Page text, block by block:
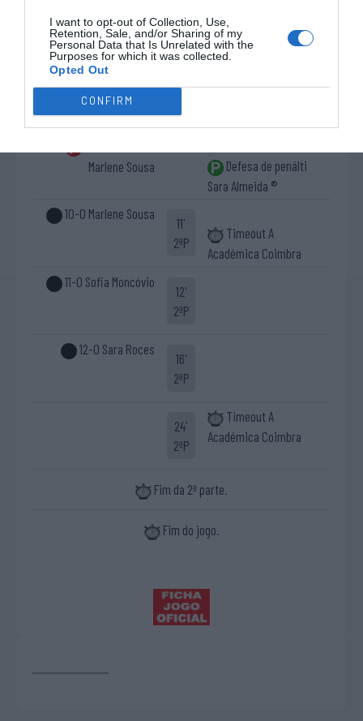
I want to opt-out of Collection, Use,
Retention, Sale, and/or Sharing of my
Personal Data that Is Unrelated with the
Purposes for which it was collected.
Opted Out
CONFIRM
9-0 Sofia Moncóvio
2'
2ªP
Inicio Powerplay SL
Benfica
Marlene Sousa
2ªP
Cartão azul Ana João
Defesa de penálti
Sara Almeida ®
10-0 Marlene Sousa
11'
2ªP
Timeout A
Académica Coimbra
11-0 Sofia Moncóvio
12'
2ªP
12-0 Sara Roces
16'
2ªP
24'
2ªP
Timeout A
Académica Coimbra
Fim da 2ª parte.
Fim do jogo.